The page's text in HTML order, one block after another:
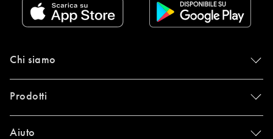
Chi siamo
Prodotti
Aiuto